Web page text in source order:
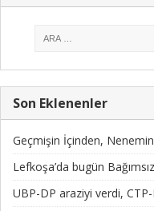
Son Eklenenler
Geçmişin İçinden,
Lefkoşa’da bugün
UBP-DP araziyi verdi,